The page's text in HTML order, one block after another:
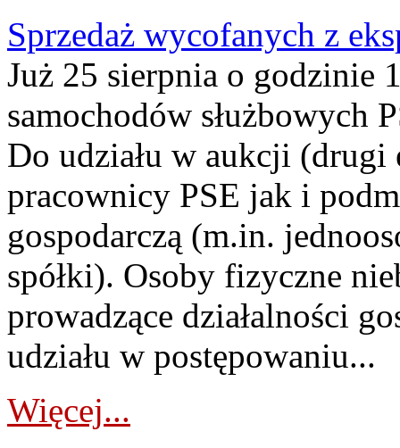
Sprzedaż wycofanych z
Już 25 sierpnia o godzinie
samochodów służbowych
Do udziału w aukcji (drugi
pracownicy PSE jak i
gospodarczą (m.in.
spółki). Osoby fizyczne
prowadzące działalności
udziału w postępowaniu...
Więcej...